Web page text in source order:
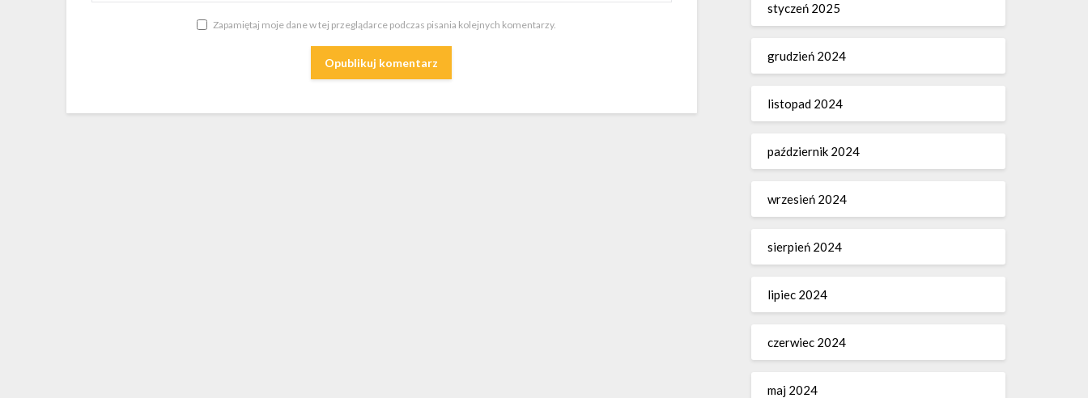
Zapamiętaj moje dane w tej przeglądarce podczas pisania kolejnych komentarzy.
styczeń 2025
grudzień 2024
listopad 2024
październik 2024
wrzesień 2024
sierpień 2024
lipiec 2024
czerwiec 2024
maj 2024